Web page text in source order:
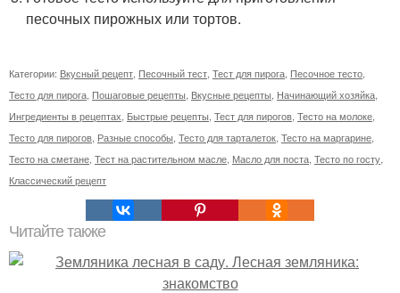
песочных пирожных или тортов.
Категории: Вкусный рецепт, Песочный тест, Тест для пирога, Песочное тесто,
Тесто для пирога, Пошаговые рецепты, Вкусные рецепты, Начинающий хозяйка,
Ингредиенты в рецептах, Быстрые рецепты, Тест для пирогов, Тесто на молоке,
Тесто для пирогов, Разные способы, Тесто для тарталеток, Тесто на маргарине,
Тесто на сметане, Тест на растительном масле, Масло для поста, Тесто по госту,
Классический рецепт
Читайте также